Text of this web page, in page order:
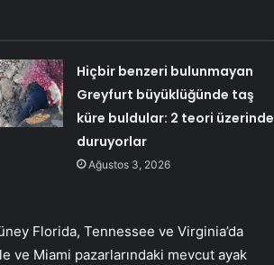
Hiçbir benzeri bulunmayan
Greyfurt büyüklüğünde taş
küre buldular: 2 teori üzerinde
duruyorlar
Ağustos 3, 2026
Florida, Tennessee ve Virginia’da
ve Miami pazarlarındaki mevcut ayak